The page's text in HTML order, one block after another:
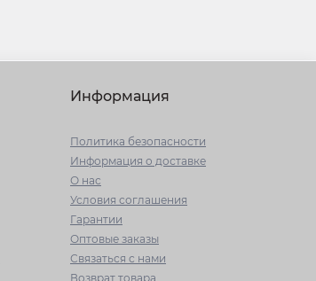
Информация
Политика безопасности
Информация о доставке
О нас
Условия соглашения
Гарантии
Оптовые заказы
Связаться с нами
Возврат товара